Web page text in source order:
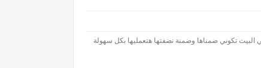
تكوني ضمناها وضمنة نضفتها هتعمليها بكل سهولة